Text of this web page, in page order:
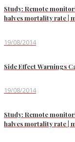
Study: Remote
halves mortality rate |
19/08/2014
Side Effect Warnings
19/08/2014
Study: Remote
halves mortality rate |